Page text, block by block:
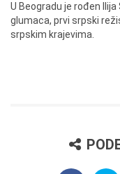
U Beogradu je rođen
glumaca, prvi srpski
srpskim krajevima.